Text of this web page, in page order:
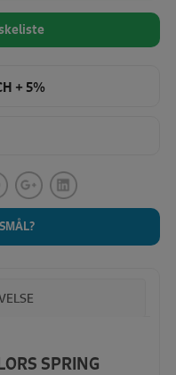
+ 5%
SPRING